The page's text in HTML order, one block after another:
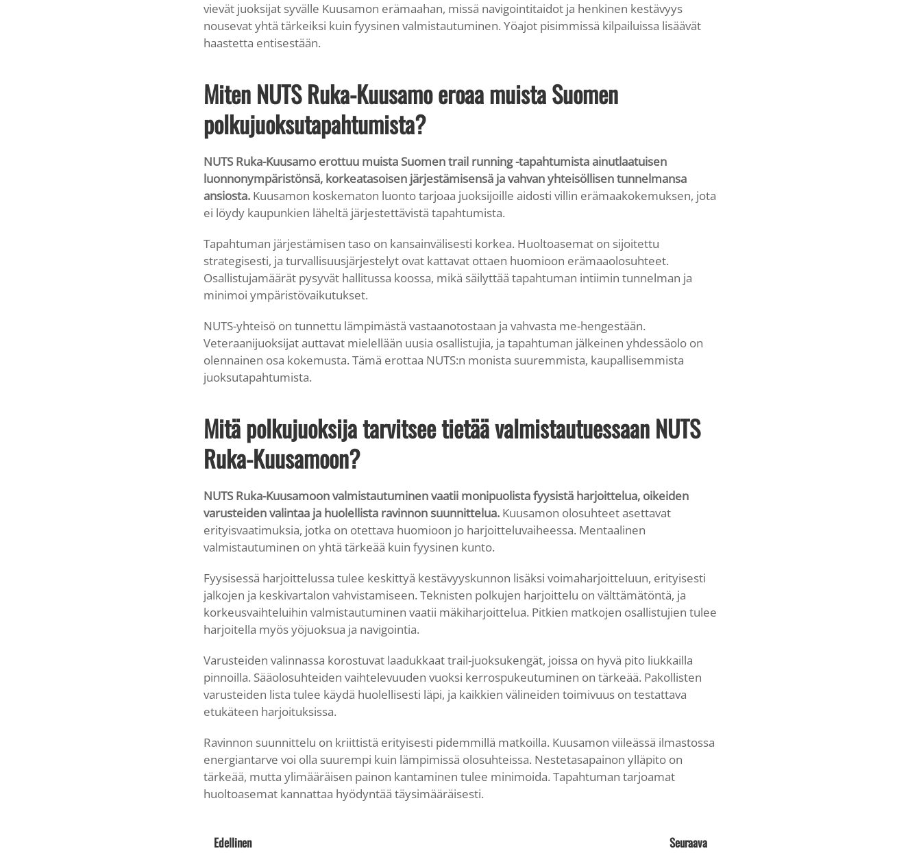
vievät juoksijat syvälle Kuusamon erämaahan, missä navigointitaidot ja henkinen kestävyys
nousevat yhtä tärkeiksi kuin fyysinen valmistautuminen. Yöajot pisimmissä kilpailuissa lisäävät
haastetta entisestään.
Miten NUTS Ruka-Kuusamo eroaa muista Suomen
polkujuoksutapahtumista?
NUTS Ruka-Kuusamo erottuu muista Suomen trail running -tapahtumista ainutlaatuisen
luonnonympäristönsä, korkeatasoisen järjestämisensä ja vahvan yhteisöllisen tunnelmansa
ansiosta. Kuusamon koskematon luonto tarjoaa juoksijoille aidosti villin erämaakokemuksen, jota
ei löydy kaupunkien läheltä järjestettävistä tapahtumista.
Tapahtuman järjestämisen taso on kansainvälisesti korkea. Huoltoasemat on sijoitettu
strategisesti, ja turvallisuusjärjestelyt ovat kattavat ottaen huomioon erämaaolosuhteet.
Osallistujamäärät pysyvät hallitussa koossa, mikä säilyttää tapahtuman intiimin tunnelman ja
minimoi ympäristövaikutukset.
NUTS-yhteisö on tunnettu lämpimästä vastaanotostaan ja vahvasta me-hengestään.
Veteraanijuoksijat auttavat mielellään uusia osallistujia, ja tapahtuman jälkeinen yhdessäolo on
olennainen osa kokemusta. Tämä erottaa NUTS:n monista suuremmista, kaupallisemmista
juoksutapahtumista.
Mitä polkujuoksija tarvitsee tietää valmistautuessaan NUTS
Ruka-Kuusamoon?
NUTS Ruka-Kuusamoon valmistautuminen vaatii monipuolista fyysistä harjoittelua, oikeiden
varusteiden valintaa ja huolellista ravinnon suunnittelua. Kuusamon olosuhteet asettavat
erityisvaatimuksia, jotka on otettava huomioon jo harjoitteluvaiheessa. Mentaalinen
valmistautuminen on yhtä tärkeää kuin fyysinen kunto.
Fyysisessä harjoittelussa tulee keskittyä kestävyyskunnon lisäksi voimaharjoitteluun, erityisesti
jalkojen ja keskivartalon vahvistamiseen. Teknisten polkujen harjoittelu on välttämätöntä, ja
korkeusvaihteluihin valmistautuminen vaatii mäkiharjoittelua. Pitkien matkojen osallistujien tulee
harjoitella myös yöjuoksua ja navigointia.
Varusteiden valinnassa korostuvat laadukkaat trail-juoksukengät, joissa on hyvä pito liukkailla
pinnoilla. Sääolosuhteiden vaihtelevuuden vuoksi kerrospukeutuminen on tärkeää. Pakollisten
varusteiden lista tulee käydä huolellisesti läpi, ja kaikkien välineiden toimivuus on testattava
etukäteen harjoituksissa.
Ravinnon suunnittelu on kriittistä erityisesti pidemmillä matkoilla. Kuusamon viileässä ilmastossa
energiantarve voi olla suurempi kuin lämpimissä olosuhteissa. Nestetasapainon ylläpito on
tärkeää, mutta ylimääräisen painon kantaminen tulee minimoida. Tapahtuman tarjoamat
huoltoasemat kannattaa hyödyntää täysimääräisesti.
Edellinen Seuraava